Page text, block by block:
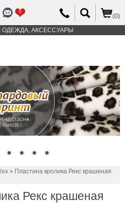
0
(0)
ОДЕЖДА, АКСЕССУАРЫ
» Пластина кролика Рекс крашеная
Рекс крашеная